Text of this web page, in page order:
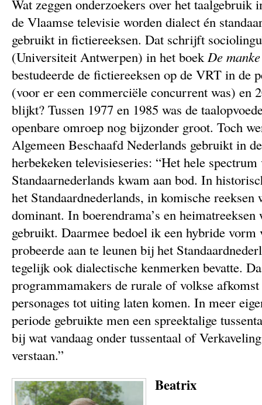
Wat zeggen onderzoekers over het taalgebruik
de Vlaamse televisie worden dialect én
gebruikt in fictiereeksen. Dat schrijft
(Universiteit Antwerpen) in het boek De
bestudeerde de fictiereeksen op de VRT in de
(voor er een commerciële concurrent was) en
blijkt? Tussen 1977 en 1985 was de
openbare omroep nog bijzonder groot. Toch
Algemeen Beschaafd Nederlands gebruikt in
herbekeken televisieseries: “Het hele
Standaarnederlands kwam aan bod. In
het Standaardnederlands, in komische reeksen
dominant. In boerendrama’s en heimatreeksen
gebruikt. Daarmee bedoel ik een hybride vorm
probeerde aan te leunen bij het
tegelijk ook dialectische kenmerken bevatte.
programmamakers de rurale of volkse afkomst
personages tot uiting laten komen. In meer
periode gebruikte men een spreektalige
bij wat vandaag onder tussentaal of
verstaan.”
Beatrix